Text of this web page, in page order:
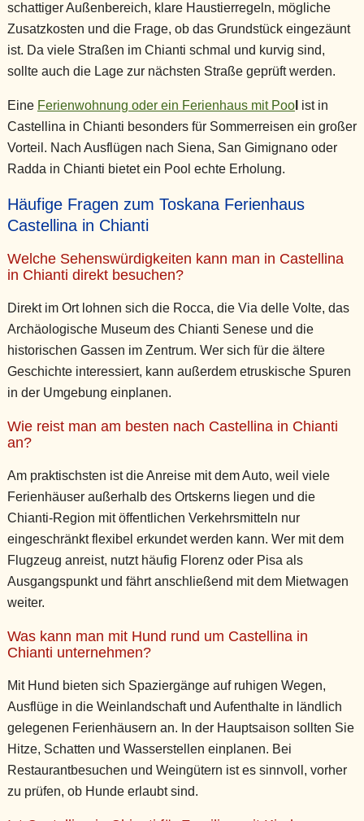
schattiger Außenbereich, klare Haustierregeln, mögliche
Zusatzkosten und die Frage, ob das Grundstück eingezäunt
ist. Da viele Straßen im Chianti schmal und kurvig sind,
sollte auch die Lage zur nächsten Straße geprüft werden.
Eine Ferienwohnung oder ein Ferienhaus mit Pool ist in
Castellina in Chianti besonders für Sommerreisen ein großer
Vorteil. Nach Ausflügen nach Siena, San Gimignano oder
Radda in Chianti bietet ein Pool echte Erholung.
Häufige Fragen zum Toskana Ferienhaus
Castellina in Chianti
Welche Sehenswürdigkeiten kann man in Castellina
in Chianti direkt besuchen?
Direkt im Ort lohnen sich die Rocca, die Via delle Volte, das
Archäologische Museum des Chianti Senese und die
historischen Gassen im Zentrum. Wer sich für die ältere
Geschichte interessiert, kann außerdem etruskische Spuren
in der Umgebung einplanen.
Wie reist man am besten nach Castellina in Chianti
an?
Am praktischsten ist die Anreise mit dem Auto, weil viele
Ferienhäuser außerhalb des Ortskerns liegen und die
Chianti-Region mit öffentlichen Verkehrsmitteln nur
eingeschränkt flexibel erkundet werden kann. Wer mit dem
Flugzeug anreist, nutzt häufig Florenz oder Pisa als
Ausgangspunkt und fährt anschließend mit dem Mietwagen
weiter.
Was kann man mit Hund rund um Castellina in
Chianti unternehmen?
Mit Hund bieten sich Spaziergänge auf ruhigen Wegen,
Ausflüge in die Weinlandschaft und Aufenthalte in ländlich
gelegenen Ferienhäusern an. In der Hauptsaison sollten Sie
Hitze, Schatten und Wasserstellen einplanen. Bei
Restaurantbesuchen und Weingütern ist es sinnvoll, vorher
zu prüfen, ob Hunde erlaubt sind.